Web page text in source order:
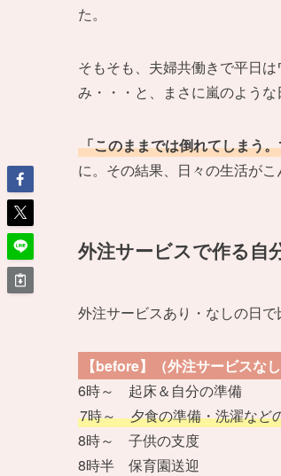
た。
そもそも、夫婦共働きで平日
み・・・と、まさに嵐のよう
「このままでは倒れてしまう
に。その結果、日々の生活が
外注サービスで作る自
外注サービスあり・なしの日
【before】（外注サービスなし
6時～ 起床＆自分の準備
7時～ 夕食の準備・洗濯など
8時～ 子供の支度
8時半 保育園送迎